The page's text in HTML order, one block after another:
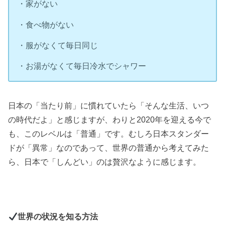
・家がない
・食べ物がない
・服がなくて毎日同じ
・お湯がなくて毎日冷水でシャワー
日本の「当たり前」に慣れていたら「そんな生活、いつ
の時代だよ」と感じますが、わりと2020年を迎える今で
も、このレベルは「普通」です。むしろ日本スタンダー
ドが「異常」なのであって、世界の普通から考えてみた
ら、日本で「しんどい」のは贅沢なように感じます。
世界の状況を知る方法